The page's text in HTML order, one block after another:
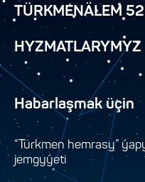
TÜRKMENÄLEM
HYZMATLARYMYZ
Habarlaşmak üçin
“Türkmen hemrasy”
jemgyýeti